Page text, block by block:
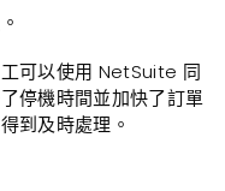
可以使用 NetSuite 同
停機時間並加快了訂單
到及時處理。